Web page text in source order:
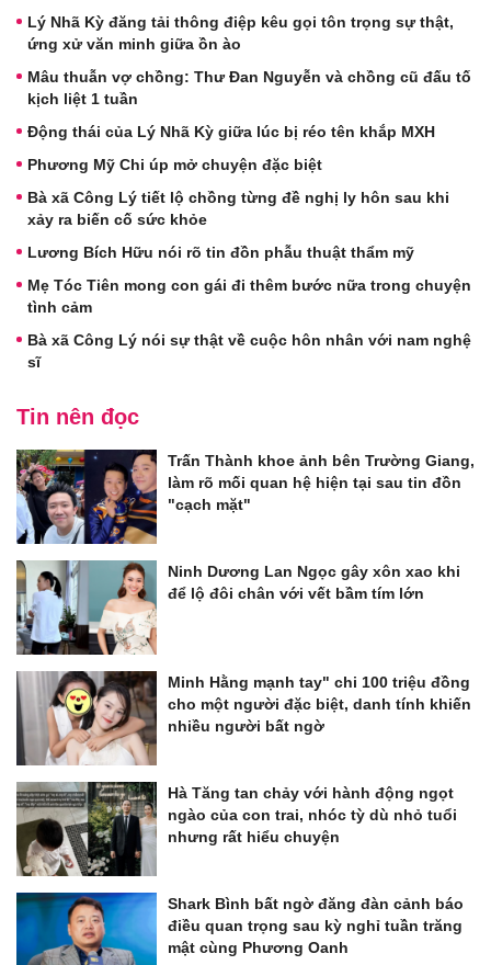
Lý Nhã Kỳ đăng tải thông điệp kêu gọi tôn trọng sự thật,
ứng xử văn minh giữa ồn ào
Mâu thuẫn vợ chồng: Thư Đan Nguyễn và chồng cũ đấu tố
kịch liệt 1 tuần
Động thái của Lý Nhã Kỳ giữa lúc bị réo tên khắp MXH
Phương Mỹ Chi úp mở chuyện đặc biệt
Bà xã Công Lý tiết lộ chồng từng đề nghị ly hôn sau khi
xảy ra biến cố sức khỏe
Lương Bích Hữu nói rõ tin đồn phẫu thuật thẩm mỹ
Mẹ Tóc Tiên mong con gái đi thêm bước nữa trong chuyện
tình cảm
Bà xã Công Lý nói sự thật về cuộc hôn nhân với nam nghệ
sĩ
Tin nên đọc
Trấn Thành khoe ảnh bên Trường Giang,
làm rõ mối quan hệ hiện tại sau tin đồn
"cạch mặt"
Ninh Dương Lan Ngọc gây xôn xao khi
để lộ đôi chân với vết bầm tím lớn
Minh Hằng mạnh tay" chi 100 triệu đồng
cho một người đặc biệt, danh tính khiến
nhiều người bất ngờ
Hà Tăng tan chảy với hành động ngọt
ngào của con trai, nhóc tỳ dù nhỏ tuổi
nhưng rất hiểu chuyện
Shark Bình bất ngờ đăng đàn cảnh báo
điều quan trọng sau kỳ nghỉ tuần trăng
mật cùng Phương Oanh